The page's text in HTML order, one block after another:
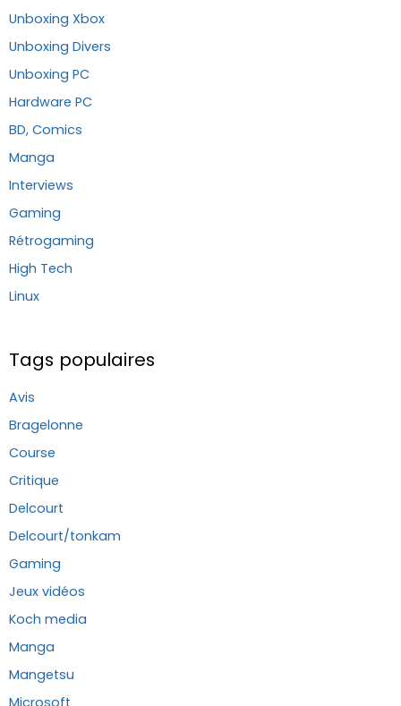
Unboxing Xbox
Unboxing Divers
Unboxing PC
Hardware PC
BD, Comics
Manga
Interviews
Gaming
Rétrogaming
High Tech
Linux
Tags populaires
Avis
Bragelonne
Course
Critique
Delcourt
Delcourt/tonkam
Gaming
Jeux vidéos
Koch media
Manga
Mangetsu